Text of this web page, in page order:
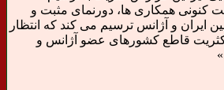
کنونی همکاری ها، دورنمای مثبت و
ایران و آژانس ترسیم می کند که انتظار
قاطع کشورهای عضو آژانس و